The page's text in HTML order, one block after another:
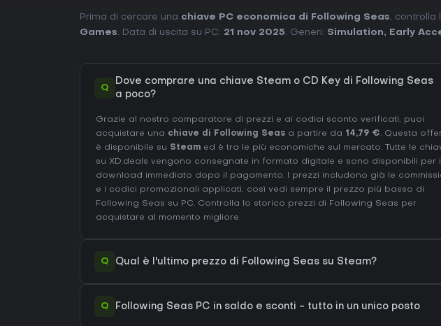
Prima di cercare una chiave PC economica di Following Seas, controlla
Games. Data di uscita su PC: 21 nov 2025. Generi: Simulation, Early
Q
Dove comprare una chiave Steam o CD Key di Following Seas
a poco?
Grazie al nostro comparatore di prezzi e ai codici sconto verificati, puoi
acquistare una chiave di Following Seas a partire da 14,79 €. Questa
è disponibile su Steam ed è tra le più economiche sul mercato. Tutte le
su XD.deals vengono consegnate in formato digitale e sono disponibili per il
download immediato dopo il pagamento. I prezzi includono già le
e i codici promozionali applicati, così vedi sempre il prezzo più basso di
Following Seas su PC. Controlla lo storico prezzi di Following Seas per
acquistare al momento migliore.
Q Qual è l'ultimo prezzo di Following Seas su Steam?
Q Following Seas PC in saldo e sconti - tutto in un unico posto